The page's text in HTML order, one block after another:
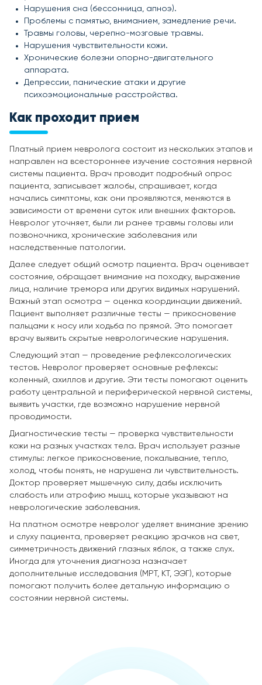
Нарушения сна (бессонница, апноэ).
Проблемы с памятью, вниманием, замедление речи.
Травмы головы, черепно-мозговые травмы.
Нарушения чувствительности кожи.
Хронические болезни опорно-двигательного
аппарата.
Депрессии, панические атаки и другие
психоэмоциональные расстройства.
Как проходит прием
Платный прием невролога состоит из нескольких этапов и
направлен на всестороннее изучение состояния нервной
системы пациента. Врач проводит подробный опрос
пациента, записывает жалобы, спрашивает, когда
начались симптомы, как они проявляются, меняются в
зависимости от времени суток или внешних факторов.
Невролог уточняет, были ли ранее травмы головы или
позвоночника, хронические заболевания или
наследственные патологии.
Далее следует общий осмотр пациента. Врач оценивает
состояние, обращает внимание на походку, выражение
лица, наличие тремора или других видимых нарушений.
Важный этап осмотра — оценка координации движений.
Пациент выполняет различные тесты — прикосновение
пальцами к носу или ходьба по прямой. Это помогает
врачу выявить скрытые неврологические нарушения.
Следующий этап — проведение рефлексологических
тестов. Невролог проверяет основные рефлексы:
коленный, ахиллов и другие. Эти тесты помогают оценить
работу центральной и периферической нервной системы,
выявить участки, где возможно нарушение нервной
проводимости.
Диагностические тесты — проверка чувствительности
кожи на разных участках тела. Врач использует разные
стимулы: легкое прикосновение, покалывание, тепло,
холод, чтобы понять, не нарушена ли чувствительность.
Доктор проверяет мышечную силу, дабы исключить
слабость или атрофию мышц, которые указывают на
неврологические заболевания.
На платном осмотре невролог уделяет внимание зрению
и слуху пациента, проверяет реакцию зрачков на свет,
симметричность движений глазных яблок, а также слух.
Иногда для уточнения диагноза назначает
дополнительные исследования (МРТ, КТ, ЭЭГ), которые
помогают получить более детальную информацию о
состоянии нервной системы.